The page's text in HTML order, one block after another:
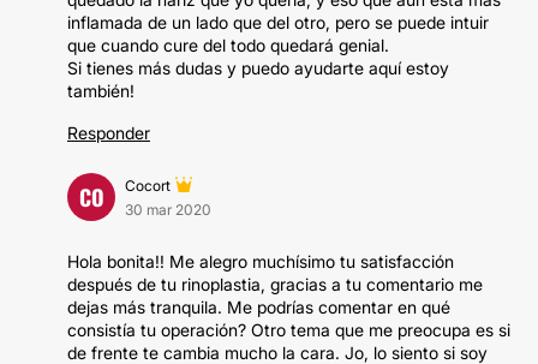
inflamada de un lado que del otro, pero se puede intuir
que cuando cure del todo quedará genial.
Si tienes más dudas y puedo ayudarte aquí estoy
también!
Responder
CO
Cocort
30 mar 2020
Hola bonita!! Me alegro muchísimo tu satisfacción
después de tu rinoplastia, gracias a tu comentario me
dejas más tranquila. Me podrías comentar en qué
consistía tu operación? Otro tema que me preocupa es si
de frente te cambia mucho la cara. Jo, lo siento si soy